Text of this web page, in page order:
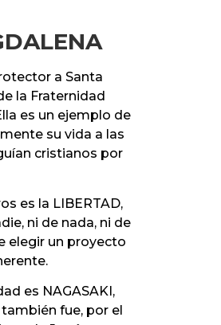
a Santa
la Fraternidad
es un ejemplo de
su vida a las
cristianos por
es la LIBERTAD,
ni de nada, ni de
elegir un proyecto
es NAGASAKI,
fue, por el